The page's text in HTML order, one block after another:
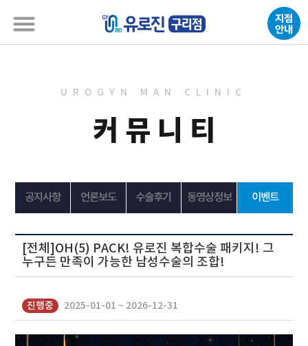
UROGYN MAN CLINIC
커뮤니티
공지사항 언론보도 수술후기 동영상정보 이벤트
[전체]OH(5) PACK! 유로진 복합수술 패키지! 그
누구든 만족이 가능한 남성수술의 조합!
진행중 2025-01-01 ~ 2026-12-31